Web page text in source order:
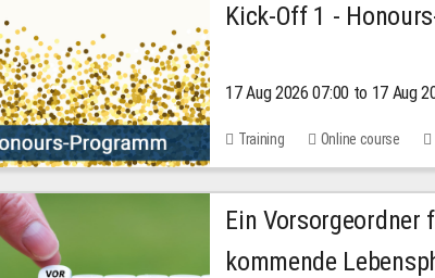
Kick-Off 1 -
17 Aug 2026 07:00 to 17 Aug
Training Online course
Ein
kommende